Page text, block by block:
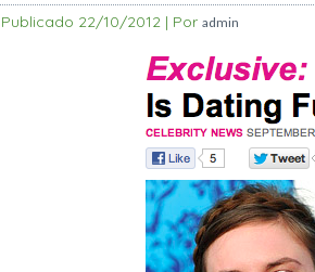
Publicado 22/10/2012| Por admin